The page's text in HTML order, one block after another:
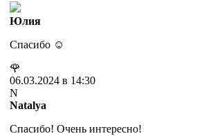
Юлия
Спасибо ☺️
🌹
06.03.2024 в 14:30
N
Natalya
Спасибо! Очень интересно!